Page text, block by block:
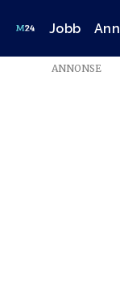
Jobb
Emne:
ANNONSE